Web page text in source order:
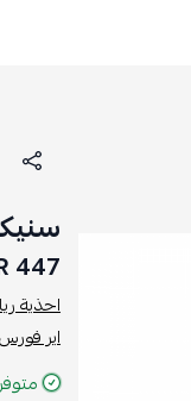
447 SAR
احذية
اير